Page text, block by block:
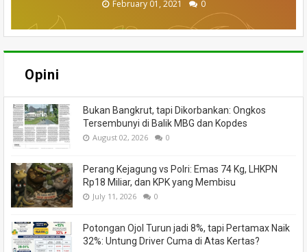
June 13, 2024 0
September 17, 2021 0
February 01, 2021 0
August 06, 2020 0
July 27, 2020 0
July 02, 2020 0
June 18, 2020 0
June 16, 2020 0
Opini
Bukan Bangkrut, tapi Dikorbankan: Ongkos
Tersembunyi di Balik MBG dan Kopdes
August 02, 2026 0
Perang Kejagung vs Polri: Emas 74 Kg, LHKPN
Rp18 Miliar, dan KPK yang Membisu
July 11, 2026 0
Potongan Ojol Turun jadi 8%, tapi Pertamax Naik
32%: Untung Driver Cuma di Atas Kertas?